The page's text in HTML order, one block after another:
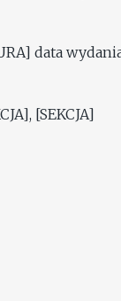
data
[SEKCJA]